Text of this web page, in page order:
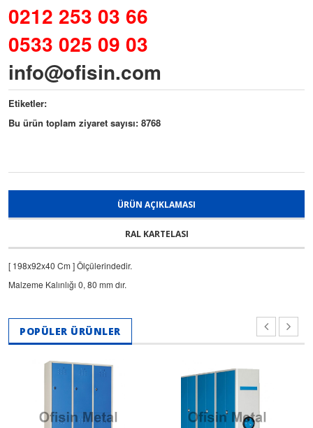
0212 253 03 66
0533 025 09 03
info@ofisin.com
Etiketler:
Bu ürün toplam ziyaret sayısı: 8768
ÜRÜN AÇIKLAMASI
RAL KARTELASI
[ 198x92x40 Cm ] Ölçülerindedir.
Malzeme Kalınlığı 0, 80 mm dır.
POPÜLER ÜRÜNLER